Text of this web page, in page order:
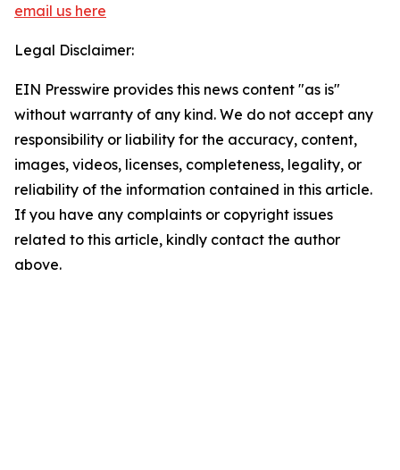
email us here
Legal Disclaimer:
EIN Presswire provides this news content "as is"
without warranty of any kind. We do not accept any
responsibility or liability for the accuracy, content,
images, videos, licenses, completeness, legality, or
reliability of the information contained in this article.
If you have any complaints or copyright issues
related to this article, kindly contact the author
above.